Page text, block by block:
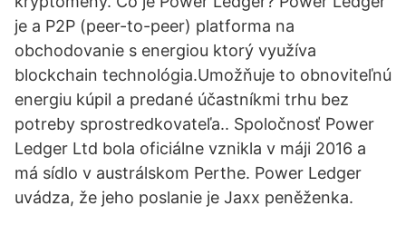
je a P2P (peer-to-peer) platforma na
obchodovanie s energiou ktorý využíva
blockchain technológia.Umožňuje to obnoviteľnú
energiu kúpil a predané účastníkmi trhu bez
potreby sprostredkovateľa.. Spoločnosť Power
Ledger Ltd bola oficiálne vznikla v máji 2016 a
má sídlo v austrálskom Perthe. Power Ledger
uvádza, že jeho poslanie je Jaxx peněženka.